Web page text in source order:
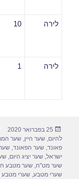
לירה 10
לירה 1
פורסם
בתאריך
25 בפברואר 2020
להיום,שער היין,שער
פאונד,שער הפאונד,
ישראל,שער יציג היום,
שער מט"ח,שער מטבע
שערי מטבע,שערי מטבע